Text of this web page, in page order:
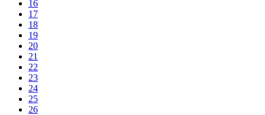
16
17
18
19
20
21
22
23
24
25
26